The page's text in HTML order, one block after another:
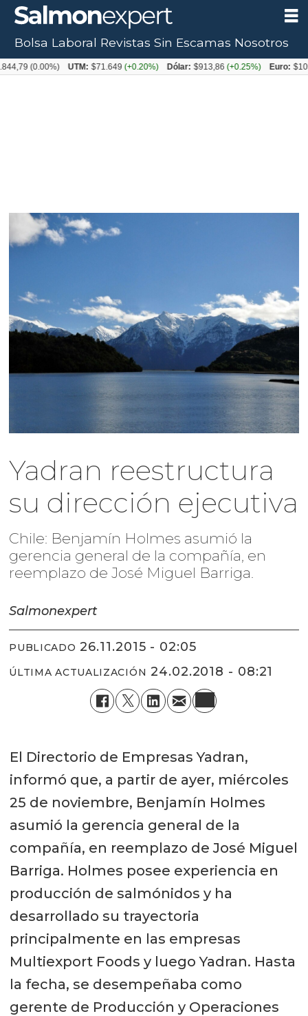
Yadran reestructura
su dirección ejecutiva
Chile: Benjamín Holmes asumió la
gerencia general de la compañía, en
reemplazo de José Miguel Barriga.
Salmonexpert
PUBLICADO 26.11.2015 - 02:05
ÚLTIMA ACTUALIZACIÓN 24.02.2018 - 08:21
El Directorio de Empresas Yadran,
informó que, a partir de ayer, miércoles
25 de noviembre, Benjamín Holmes
asumió la gerencia general de la
compañía, en reemplazo de José Miguel
Barriga. Holmes posee experiencia en
producción de salmónidos y ha
desarrollado su trayectoria
principalmente en las empresas
Multiexport Foods y luego Yadran. Hasta
la fecha, se desempeñaba como
gerente de Producción y Operaciones
Bolsa Laboral Revistas Sin Escamas Nosotros
(0.00%) UTM: $71.649(+0.20%) Dólar: $913,86(+0.25%) Euro: $1053,08